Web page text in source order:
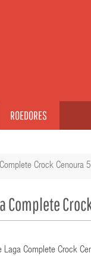
ROEDORES
Crock Cenoura
Complete
Laga Complete Crock